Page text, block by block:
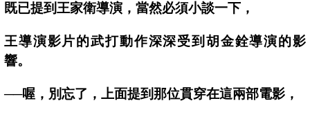
既已提到王家衛導演，當然必須小談一下，
王導演影片的武打動作深深受到胡金銓導演的影
響。
──喔，別忘了，上面提到那位貫穿在這兩部電影，